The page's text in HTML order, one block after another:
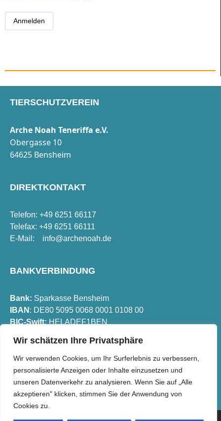
Wir schätzen Ihre Privatsphäre
Wir verwenden Cookies, um Ihr Surferlebnis zu verbessern,
personalisierte Anzeigen oder Inhalte einzusetzen und
unseren Datenverkehr zu analysieren. Wenn Sie auf „Alle
akzeptieren" klicken, stimmen Sie der Anwendung von
Cookies zu.
TIERSCHUTZVEREIN
Arche Noah Teneriffa e.V.
Obergasse 10
64625 Bensheim
DIREKTKONTAKT
Telefon: +49 6251 66117
Telefax: +49 6251 66111
E-Mail: info@archenoah.de
BANKVERBINDUNG
Bank: Sparkasse Bensheim
IBAN : DE80 5095 0068 0001 0108 00
BIC-Swift: HELADEF1BEN
FOLGEN SIE UNS